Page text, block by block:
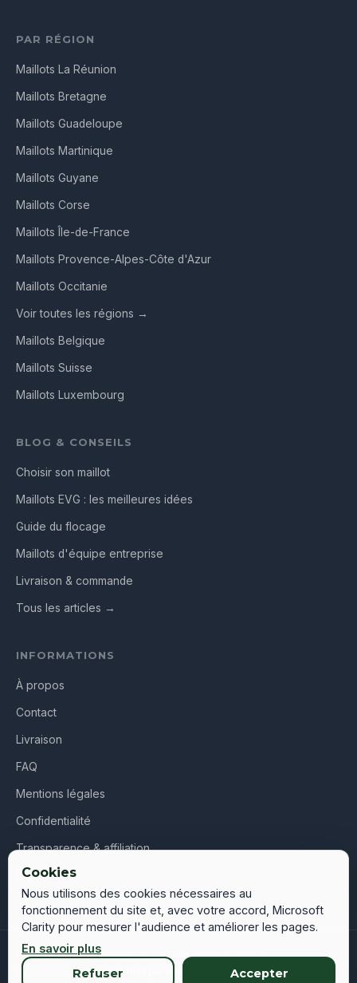
PAR RÉGION
Maillots La Réunion
Maillots Bretagne
Maillots Guadeloupe
Maillots Martinique
Maillots Guyane
Maillots Corse
Maillots Île-de-France
Maillots Provence-Alpes-Côte d'Azur
Maillots Occitanie
Voir toutes les régions →
Maillots Belgique
Maillots Suisse
Maillots Luxembourg
BLOG & CONSEILS
Choisir son maillot
Maillots EVG : les meilleures idées
Guide du flocage
Maillots d'équipe entreprise
Livraison & commande
Tous les articles →
INFORMATIONS
À propos
Contact
Livraison
FAQ
Mentions légales
Confidentialité
Transparence & affiliation
CGV
© 2026 Maillot Personnalisé – Tous droits réservés
Spécialiste dumaillot foot personnalisé
en France, Belgique,
Cookies
Nous utilisons des cookies nécessaires au
fonctionnement du site et, avec votre accord, Microsoft
Clarity pour mesurer l'audience et améliorer les pages.
En savoir plus
Refuser Accepter